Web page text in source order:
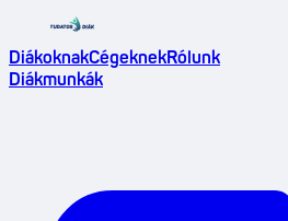
DiákoknakCégeknekRólunk
Diákmunkák